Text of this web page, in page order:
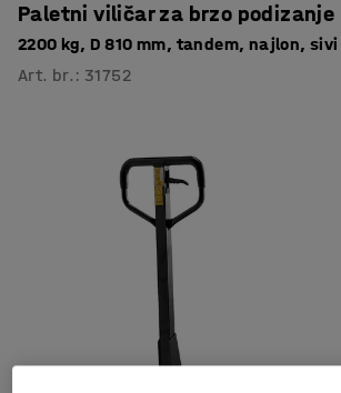
Paletni viličar za brzo podizanje
2200 kg, D 810 mm, tandem, najlon, sivi
Art. br. : 31752